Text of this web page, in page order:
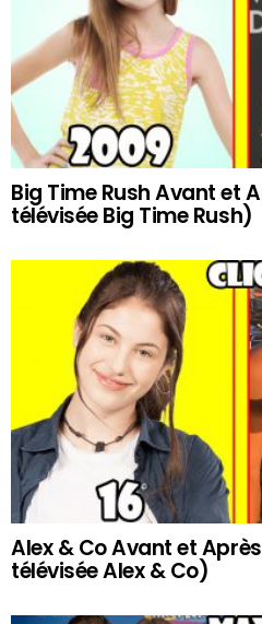
Big Time Rush Avant et
télévisée Big Time Rush)
Alex & Co Avant et
télévisée Alex & Co)